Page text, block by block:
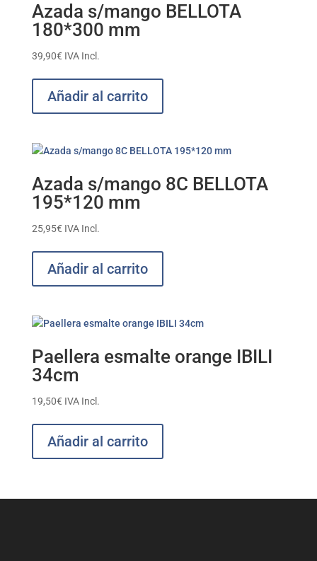
Azada s/mango BELLOTA
180*300 mm
39,90€ IVA Incl.
Añadir al carrito
Azada s/mango 8C BELLOTA
195*120 mm
25,95€ IVA Incl.
Añadir al carrito
Paellera esmalte orange IBILI
34cm
19,50€ IVA Incl.
Añadir al carrito